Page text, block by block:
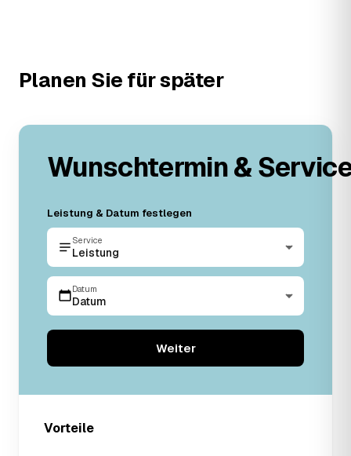
Planen Sie für später
Wunschtermin &
Leistung & Datum festlegen
Service
Leistung
Datum
Datum
Weiter
Vorteile